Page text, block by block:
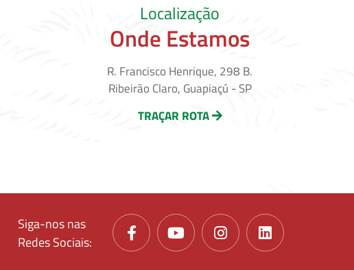
Localização
Onde Estamos
R. Francisco Henrique, 298 B.
Ribeirão Claro, Guapiaçú - SP
TRAÇAR ROTA
Siga-nos nas
Redes Sociais: